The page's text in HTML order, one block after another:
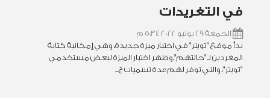
في التغريدات
الجمعة 29 يوليو 2022 5:34 م
بدأ موقع "تويتر" في اختبار ميزة جديدة، وهي إمكانية كتابة
المغردين لـ"حالتهم".‏وظهر اختبار الميزة لبعض مستخدمي
"تويتر"، والتي توفر لهم عدة تسميات ج...